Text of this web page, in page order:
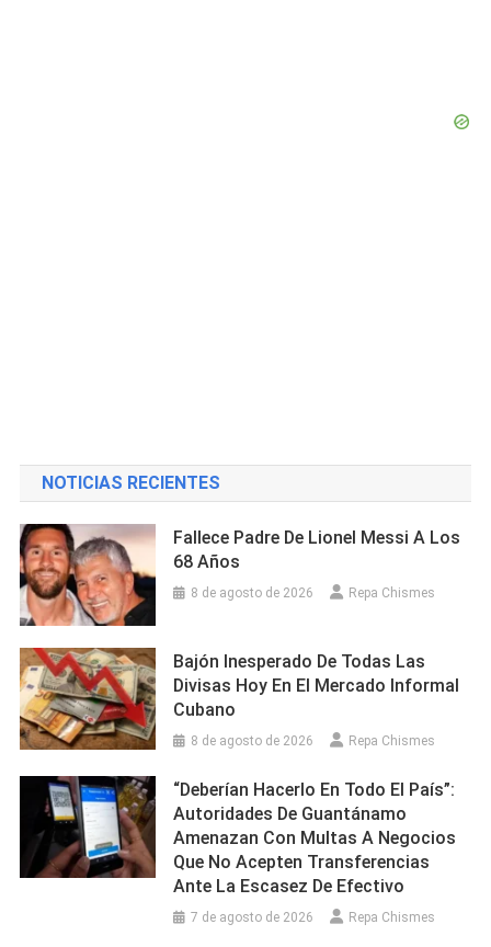
NOTICIAS RECIENTES
Fallece Padre De Lionel Messi A Los
68 Años
8 de agosto de 2026 Repa Chismes
Bajón Inesperado De Todas Las
Divisas Hoy En El Mercado Informal
Cubano
8 de agosto de 2026 Repa Chismes
“Deberían Hacerlo En Todo El País”:
Autoridades De Guantánamo
Amenazan Con Multas A Negocios
Que No Acepten Transferencias
Ante La Escasez De Efectivo
7 de agosto de 2026 Repa Chismes